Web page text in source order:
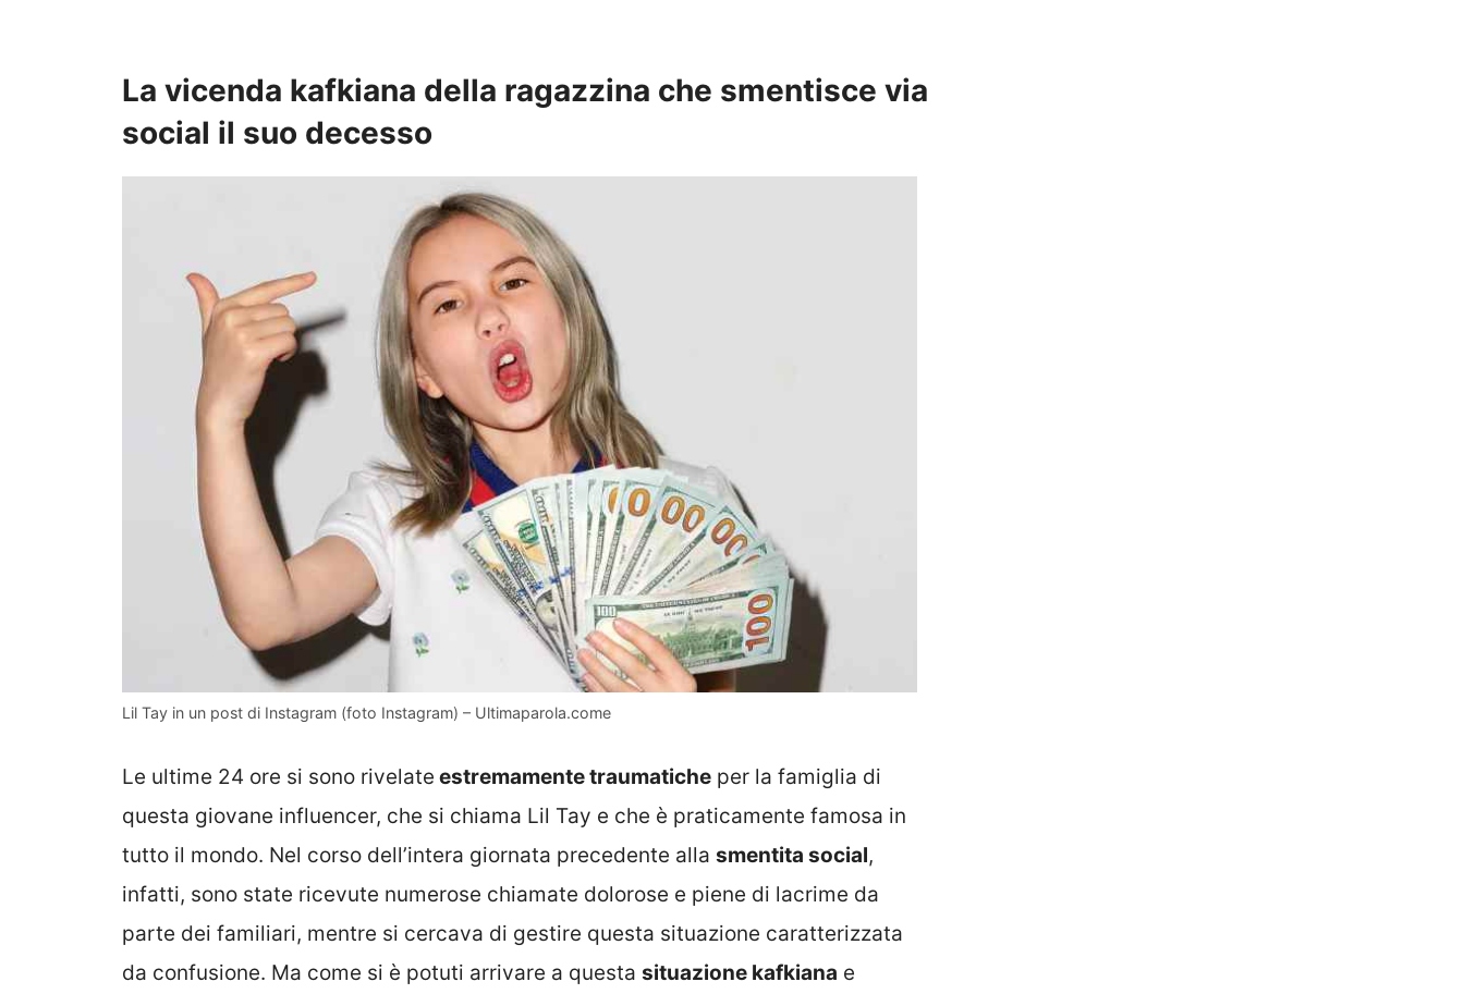
La vicenda kafkiana della ragazzina che smentisce via
social il suo decesso
Lil Tay in un post di Instagram (foto Instagram) – Ultimaparola.come
Le ultime 24 ore si sono rivelate estremamente traumatiche per la famiglia di
questa giovane influencer, che si chiama Lil Tay e che è praticamente famosa in
tutto il mondo. Nel corso dell’intera giornata precedente alla smentita social,
infatti, sono state ricevute numerose chiamate dolorose e piene di lacrime da
parte dei familiari, mentre si cercava di gestire questa situazione caratterizzata
da confusione. Ma come si è potuti arrivare a questa situazione kafkiana e